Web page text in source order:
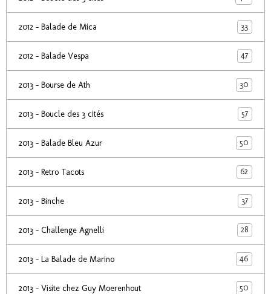
2012 - Balade de Mica 33
2012 - Balade Vespa 47
2013 - Bourse de Ath 30
2013 - Boucle des 3 cités 57
2013 - Balade Bleu Azur 50
2013 - Retro Tacots 62
2013 - Binche 37
2013 - Challenge Agnelli 28
2013 - La Balade de Marino 46
2013 - Visite chez Guy Moerenhout 50